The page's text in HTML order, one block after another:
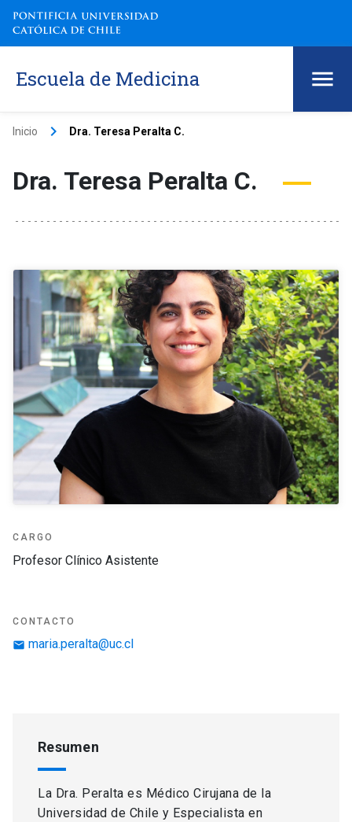
Escuela de Medicina
Inicio keyboard_arrow_right Dra. Teresa Peralta C.
Dra. Teresa Peralta C.
CARGO
Profesor Clínico Asistente
CONTACTO
email maria.peralta@uc.cl
Resumen
La Dra. Peralta es Médico Cirujana de la
Universidad de Chile y Especialista en